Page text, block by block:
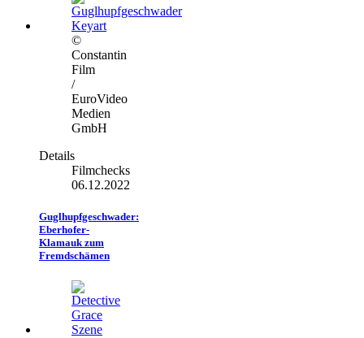
©
Constantin
Film
/
EuroVideo
Medien
GmbH
Details
Filmchecks
06.12.2022
Guglhupfgeschwader:
Eberhofer-
Klamauk zum
Fremdschämen